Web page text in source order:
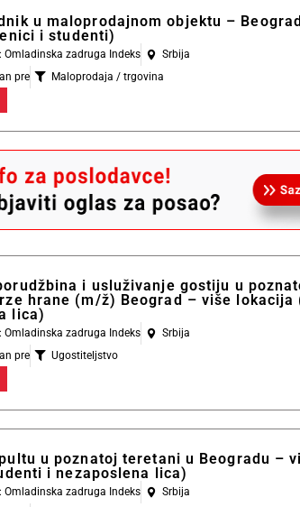
u maloprodajnom objektu –
i studenti)
Omladinska zadruga Indeks
Srbija
pre
Maloprodaja / trgovina
i usluživanje gostiju u
hrane (m/ž) Beograd – više lokacija
lica)
Omladinska zadruga Indeks
Srbija
pre
Ugostiteljstvo
u poznatoj teretani u Beogradu –
i nezaposlena lica)
Omladinska zadruga Indeks
Srbija